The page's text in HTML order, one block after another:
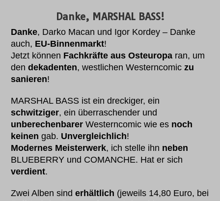
Danke, MARSHAL BASS!
Danke, Darko Macan und Igor Kordey – Danke
auch, EU-Binnenmarkt!
Jetzt können Fachkräfte aus Osteuropa ran, um
dendekadenten, westlichen Westerncomiczu
sanieren!
MARSHAL BASS ist ein dreckiger, ein
schwitziger, ein überraschender und
unberechenbarer Westerncomic wie es noch
keinen gab. Unvergleichlich!
Modernes Meisterwerk, ich stelle ihn neben
BLUEBERRY und COMANCHE. Hat er sich
verdient.
Zwei Alben sinderhältlich (jeweils 14,80 Euro, bei